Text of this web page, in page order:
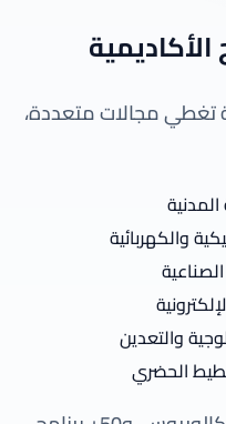
الأكاديمية
أكاديمية تغطي مجالات متعددة،
والكهربائية
والتعدين
الحضري